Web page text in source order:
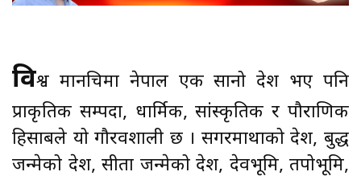
विश्व मानचित्रमा नेपाल एक सानो देश भए पनि
प्राकृतिक सम्पदा, धार्मिक, सांस्कृतिक र पौराणिक
हिसाबले यो गौरवशाली छ । सगरमाथाको देश, बुद्ध
जन्मेको देश, सीता जन्मेको देश, देवभूमि, तपोभूमि,